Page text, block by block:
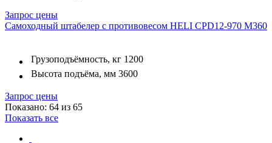
Запрос цены
Самоходный штабелер с противовесом HELI CPD12-970 M360
Грузоподъёмность, кг 1200
Высота подъёма, мм 3600
Запрос цены
Показано: 64 из 65
Показать все